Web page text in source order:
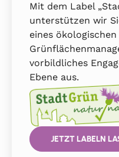
Mit dem Label
unterstützen wir
eines ökologischen
vorbildliches
Ebene aus.
JETZT LABELN